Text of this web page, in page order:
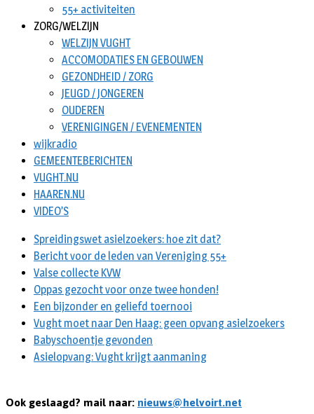
55+ activiteiten
ZORG/WELZIJN
WELZIJN VUGHT
ACCOMODATIES EN GEBOUWEN
GEZONDHEID / ZORG
JEUGD / JONGEREN
OUDEREN
VERENIGINGEN / EVENEMENTEN
wijkradio
GEMEENTEBERICHTEN
VUGHT.NU
HAAREN.NU
VIDEO’S
Spreidingswet asielzoekers: hoe zit dat?
Bericht voor de leden van Vereniging 55+
Valse collecte KVW
Oppas gezocht voor onze twee honden!
Een bijzonder en geliefd toernooi
Vught moet naar Den Haag: geen opvang asielzoekers
Babyschoentje gevonden
Asielopvang: Vught krijgt aanmaning
Ook geslaagd? mail naar:nieuws@helvoirt.net